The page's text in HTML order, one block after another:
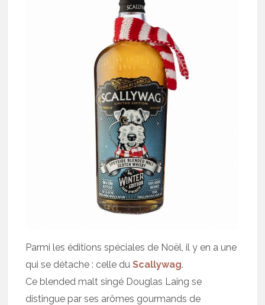
Parmi les éditions spéciales de Noël, il y en a une
qui se détache : celle duScallywag.
Ce blended malt singé Douglas Laing se
distingue par ses arômes gourmands de